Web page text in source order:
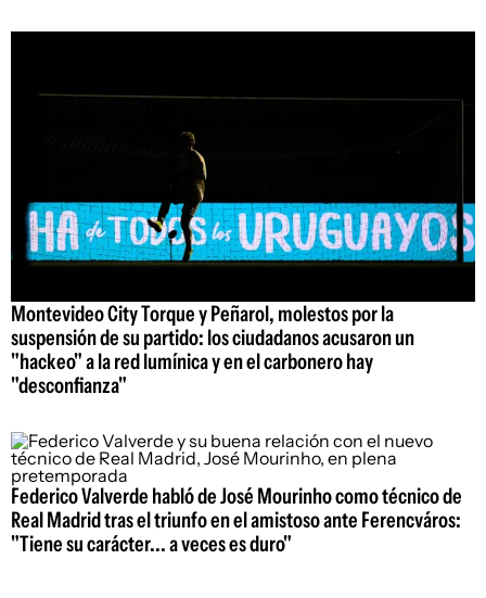
Montevideo City Torque y Peñarol, molestos por la
suspensión de su partido: los ciudadanos acusaron un
"hackeo" a la red lumínica y en el carbonero hay
"desconfianza"
Federico Valverde habló de José Mourinho como técnico de
Real Madrid tras el triunfo en el amistoso ante Ferencváros:
"Tiene su carácter... a veces es duro"